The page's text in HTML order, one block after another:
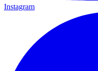
Instagram